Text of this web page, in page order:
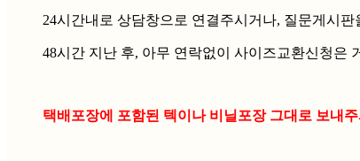
24시간내로 상담창으로 연결주시거나, 질문게시판
48시간 지난 후, 아무 연락없이 사이즈교환신청은
택배포장에 포함된 텍이나 비닐포장 그대로 보내